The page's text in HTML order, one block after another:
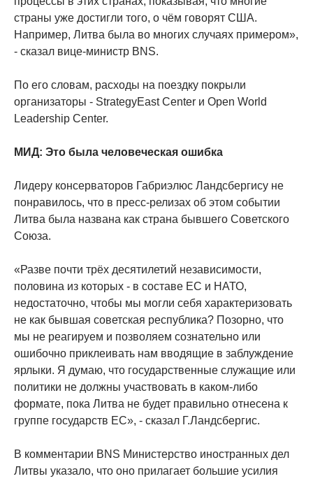
страны уже достигли того, о чём говорят США.
Например, Литва была во многих случаях примером»,
- сказал вице-министр BNS.
По его словам, расходы на поездку покрыли
организаторы - StrategyEast Center и Open World
Leadership Center.
МИД: Это была человеческая ошибка
Лидеру консерваторов Габриэлюс Ландсбергису не
понравилось, что в пресс-релизах об этом событии
Литва была названа как страна бывшего Советского
Союза.
«Разве почти трёх десятилетий независимости,
половина из которых - в составе ЕС и НАТО,
недостаточно, чтобы мы могли себя характеризовать
не как бывшая советская республика? Позорно, что
мы не реагируем и позволяем сознательно или
ошибочно приклеивать нам вводящие в заблуждение
ярлыки. Я думаю, что государственные служащие или
политики не должны участвовать в каком-либо
формате, пока Литва не будет правильно отнесена к
группе государств ЕС», - сказал Г.Ландсбергис.
В комментарии BNS Министерство иностранных дел
Литвы указало, что оно прилагает большие усилия